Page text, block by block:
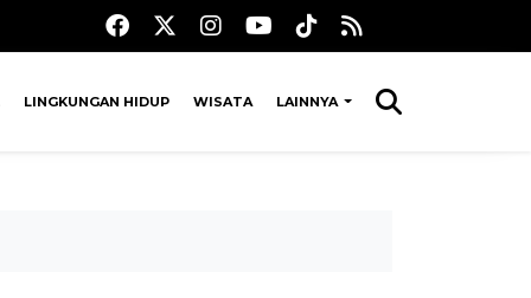
LINGKUNGAN HIDUP WISATA LAINNYA